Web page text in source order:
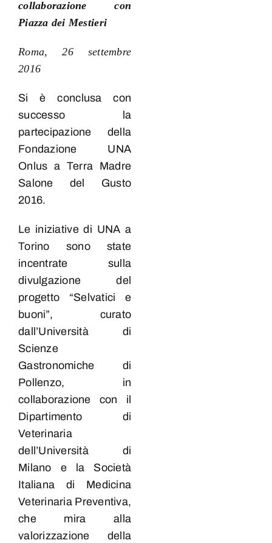
collaborazione con
Piazza dei Mestieri
Roma, 26 settembre
2016
Si è conclusa con
successo la
partecipazione della
Fondazione UNA
Onlus a Terra Madre
Salone del Gusto
2016.
Le iniziative di UNA a
Torino sono state
incentrate sulla
divulgazione del
progetto “Selvatici e
buoni”, curato
dall’Università di
Scienze
Gastronomiche di
Pollenzo, in
collaborazione con il
Dipartimento di
Veterinaria
dell’Università di
Milano e la Società
Italiana di Medicina
Veterinaria Preventiva,
che mira alla
valorizzazione della